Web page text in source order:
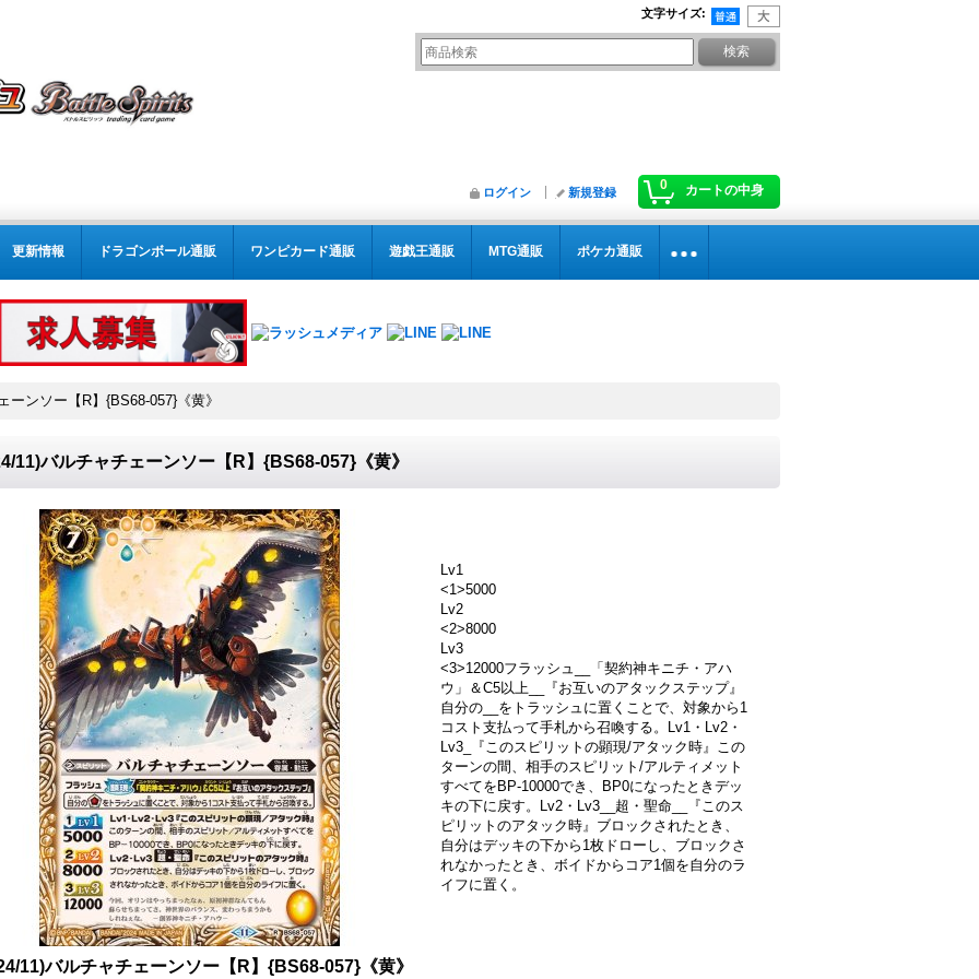
文字サイズ:
0 カートの中身
ログイン 新規登録
更新情報 ドラゴンボール通販 ワンピカード通販 遊戯王通販 MTG通販 ポケカ通販
ーンソー【R】{BS68-057}《黄》
11)バルチャチェーンソー【R】{BS68-057}《黄》
Lv1
<1>5000
Lv2
<2>8000
Lv3
<3>12000フラッシュ__「契約神キニチ・アハ
ウ」＆C5以上__『お互いのアタックステップ』
自分の__をトラッシュに置くことで、対象から1
コスト支払って手札から召喚する。Lv1・Lv2・
Lv3_『このスピリットの顕現/アタック時』この
ターンの間、相手のスピリット/アルティメット
すべてをBP-10000でき、BP0になったときデッ
キの下に戻す。Lv2・Lv3__超・聖命__『このス
ピリットのアタック時』ブロックされたとき、
自分はデッキの下から1枚ドローし、ブロックさ
れなかったとき、ボイドからコア1個を自分のラ
イフに置く。
11)バルチャチェーンソー【R】{BS68-057}《黄》